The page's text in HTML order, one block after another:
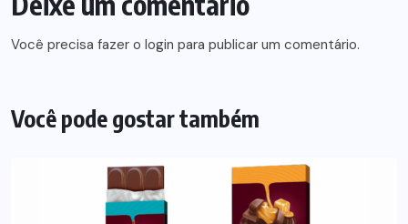
Você precisa fazer o login para publicar um comentário.
Você pode gostar também